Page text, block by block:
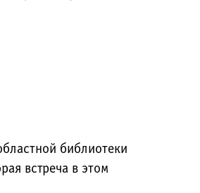
библиотеки
встреча в этом